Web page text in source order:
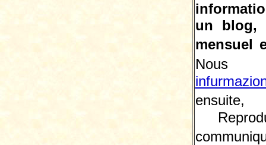
un blog,
mensuel
Nous
ensuite,